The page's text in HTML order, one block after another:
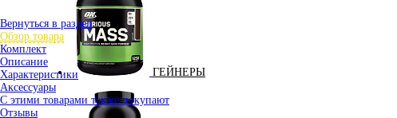
ГЕЙНЕРЫ
Вернуться в раздел
Обзор товара
Комплект
Описание
Характеристики
Аксессуары
С этими товарами также покупают
Отзывы